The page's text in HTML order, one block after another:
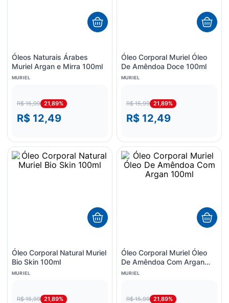
Óleos Naturais Árabes
Muriel Argan e Mirra 100ml
MURIEL
R$ 15,99 21,89%
R$ 12,49
Óleo Corporal Muriel Óleo
De Amêndoa Doce 100ml
MURIEL
R$ 15,99 21,89%
R$ 12,49
Óleo Corporal Natural Muriel
Bio Skin 100ml
MURIEL
R$ 15,99 21,89%
Óleo Corporal Muriel Óleo
De Amêndoa Com Argan
100ml
MURIEL
R$ 15,99 21,89%